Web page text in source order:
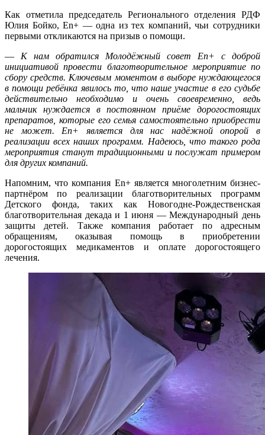
Как отметила председатель Регионального отделения РДФ
Юлия Бойко, En+ — одна из тех компаний, чьи сотрудники
первыми откликаются на призыв о помощи.
— К нам обратился Молодёжный совет En+ с доброй
инициативой провести благотворительное мероприятие по
сбору средств. Ключевым моментом в выборе нуждающегося
в помощи ребёнка явилось то, что наше участие в его судьбе
действительно необходимо и очень своевременно, ведь
мальчик нуждается в постоянном приёме дорогостоящих
препаратов, которые его семья самостоятельно приобрести
не может. En+ является для нас надёжной опорой в
реализации всех наших программ. Надеюсь, что такого рода
мероприятия станут традиционными и послужат примером
для других компаний.
Напомним, что компания En+ является многолетним бизнес-
партнёром по реализации благотворительных программ
Детского фонда, таких как Новогодне-Рождественская
благотворительная декада и 1 июня — Международный день
защиты детей. Также компания работает по адресным
обращениям, оказывая помощь в приобретении
дорогостоящих медикаментов и оплате дорогостоящего
лечения.